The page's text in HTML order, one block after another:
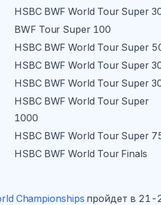
HSBC BWF World Tour Super
BWF Tour Super 100
HSBC BWF World Tour Super
HSBC BWF World Tour Super
HSBC BWF World Tour Super
HSBC BWF World Tour Super
1000
HSBC BWF World Tour Super
HSBC BWF World Tour Finals
Championships пройдет в 21-